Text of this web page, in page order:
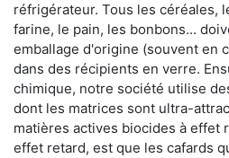
réfrigérateur. Tous les céréales,
farine, le pain, les bonbons...
emballage d'origine (souvent en
dans des récipients en verre.
chimique, notre société utilise
dont les matrices sont ultra-
matières actives biocides à effet
effet retard, est que les cafards